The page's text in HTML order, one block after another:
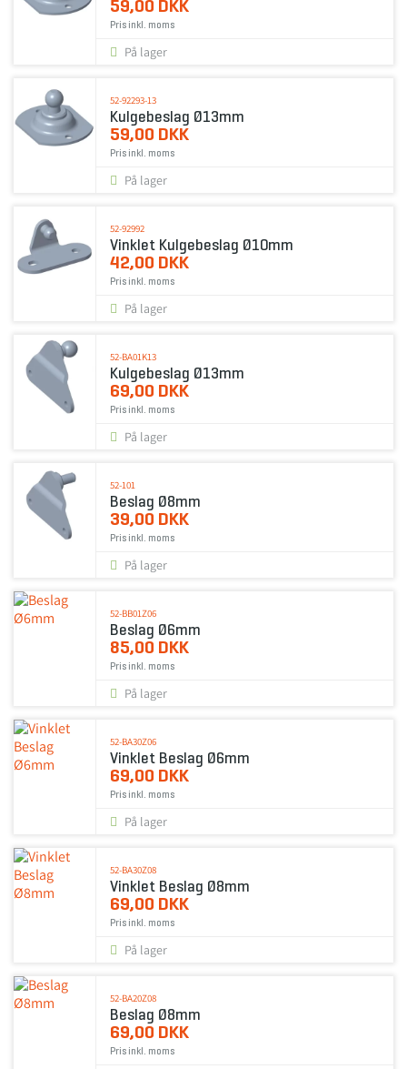
59,00 DKK
Pris inkl. moms
På lager
52-92293-13
Kulgebeslag Ø13mm
59,00 DKK
Pris inkl. moms
På lager
52-92992
Vinklet Kulgebeslag Ø10mm
42,00 DKK
Pris inkl. moms
På lager
52-BA01K13
Kulgebeslag Ø13mm
69,00 DKK
Pris inkl. moms
På lager
52-101
Beslag Ø8mm
39,00 DKK
Pris inkl. moms
På lager
52-BB01Z06
Beslag Ø6mm
85,00 DKK
Pris inkl. moms
På lager
52-BA30Z06
Vinklet Beslag Ø6mm
69,00 DKK
Pris inkl. moms
På lager
52-BA30Z08
Vinklet Beslag Ø8mm
69,00 DKK
Pris inkl. moms
På lager
52-BA20Z08
Beslag Ø8mm
69,00 DKK
Pris inkl. moms